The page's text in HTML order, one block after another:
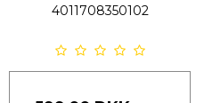
4011708350102